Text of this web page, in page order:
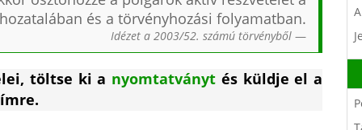
és a törvényhozási folyamatban.
Idézet a 2003/52. számú törvényből
töltse ki a nyomtatványt és küldje el a